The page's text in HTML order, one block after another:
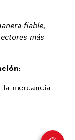
fiable,
más
la mercancía